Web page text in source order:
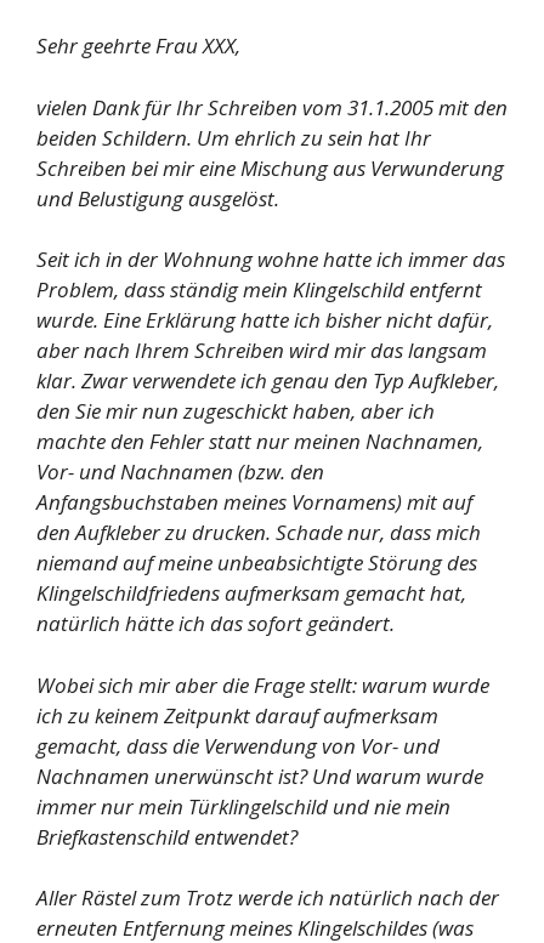
Sehr geehrte Frau XXX,
vielen Dank für Ihr Schreiben vom 31.1.2005 mit den
beiden Schildern. Um ehrlich zu sein hat Ihr
Schreiben bei mir eine Mischung aus Verwunderung
und Belustigung ausgelöst.
Seit ich in der Wohnung wohne hatte ich immer das
Problem, dass ständig mein Klingelschild entfernt
wurde. Eine Erklärung hatte ich bisher nicht dafür,
aber nach Ihrem Schreiben wird mir das langsam
klar. Zwar verwendete ich genau den Typ Aufkleber,
den Sie mir nun zugeschickt haben, aber ich
machte den Fehler statt nur meinen Nachnamen,
Vor- und Nachnamen (bzw. den
Anfangsbuchstaben meines Vornamens) mit auf
den Aufkleber zu drucken. Schade nur, dass mich
niemand auf meine unbeabsichtigte Störung des
Klingelschildfriedens aufmerksam gemacht hat,
natürlich hätte ich das sofort geändert.
Wobei sich mir aber die Frage stellt: warum wurde
ich zu keinem Zeitpunkt darauf aufmerksam
gemacht, dass die Verwendung von Vor- und
Nachnamen unerwünscht ist? Und warum wurde
immer nur mein Türklingelschild und nie mein
Briefkastenschild entwendet?
Aller Rästel zum Trotz werde ich natürlich nach der
erneuten Entfernung meines Klingelschildes (was